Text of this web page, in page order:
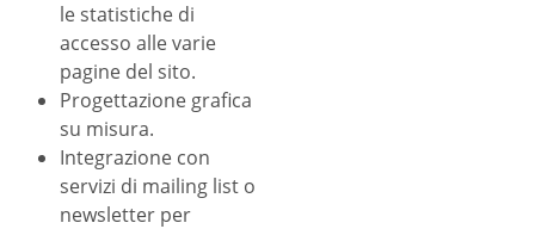
le statistiche di
accesso alle varie
pagine del sito.
Progettazione grafica
su misura.
Integrazione con
servizi di mailing list o
newsletter per